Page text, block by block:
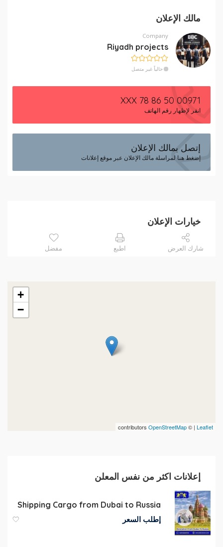
مالك الإعلان
Company
Riyadh projects
حالياً غير متصل
00971 50 86 78 XXX
انقر لإظهار رقم الهاتف
إتصل بمالك الإعلان
إضغط هنا لمراسلة مالك الإعلان عبر موقع إعلانات
خيارات الإعلان
شارك العرض اطبع مفضل
+
−
Leaflet
| ©
OpenStreetMap
إعلانات اكثر من نفس المعلن
Shipping Cargo from Dubai to Russia
إطلب السعر